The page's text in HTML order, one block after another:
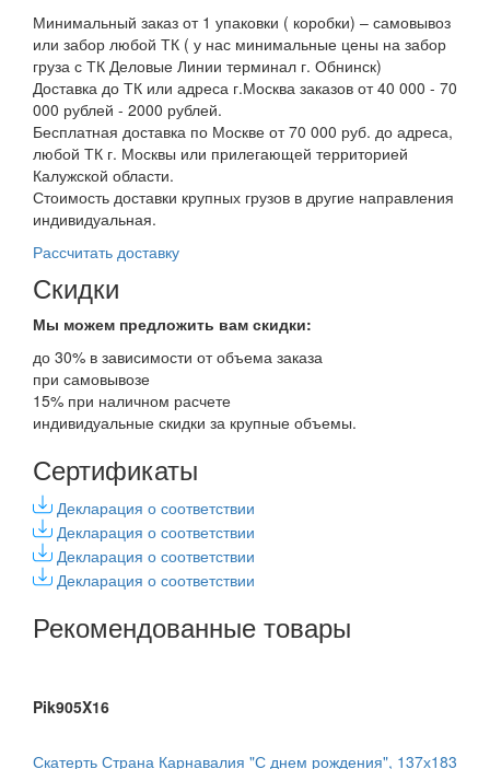
Минимальный заказ от 1 упаковки ( коробки) – самовывоз
или забор любой ТК ( у нас минимальные цены на забор
груза с ТК Деловые Линии терминал г. Обнинск)
Доставка до ТК или адреса г.Москва заказов от 40 000 - 70
000 рублей - 2000 рублей.
Бесплатная доставка по Москве от 70 000 руб. до адреса,
любой ТК г. Москвы или прилегающей территорией
Калужской области.
Стоимость доставки крупных грузов в другие направления
индивидуальная.
Рассчитать доставку
Скидки
Мы можем предложить вам скидки:
до 30% в зависимости от объема заказа
при самовывозе
15% при наличном расчете
индивидуальные скидки за крупные объемы.
Сертификаты
Декларация о соответствии
Декларация о соответствии
Декларация о соответствии
Декларация о соответствии
Рекомендованные товары
Pik905X16
Скатерть Страна Карнавалия "С днем рождения", 137х183